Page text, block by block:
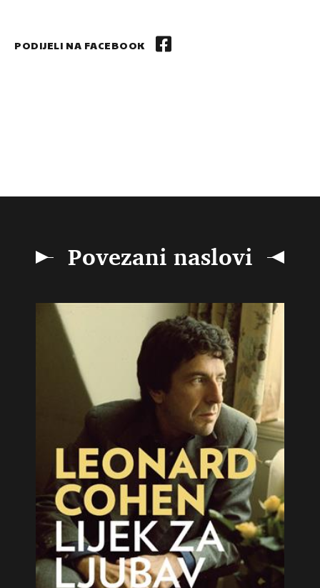
PODIJELI NA FACEBOOK
Povezani naslovi